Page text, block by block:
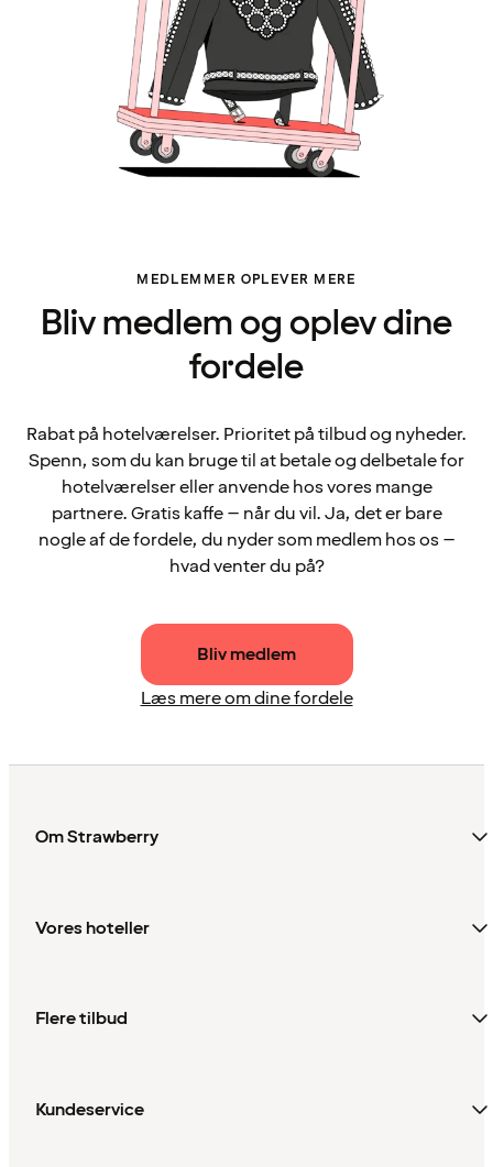
MEDLEMMER OPLEVER MERE
Bliv medlem og oplev dine
fordele
Rabat på hotelværelser. Prioritet på tilbud og nyheder.
Spenn, som du kan bruge til at betale og delbetale for
hotelværelser eller anvende hos vores mange
partnere. Gratis kaffe – når du vil. Ja, det er bare
nogle af de fordele, du nyder som medlem hos os –
hvad venter du på?
Bliv medlem
Læs mere om dine fordele
Om Strawberry
Vores hoteller
Flere tilbud
Kundeservice